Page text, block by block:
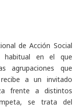
de Acción Social
habitual en el que
agrupaciones que
a un invitado
frente a distintos
se trata del